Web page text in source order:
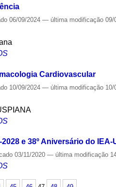
06/09/2024— última modificação 09/
Cardiovascular
10/09/2024— última modificação 10/
e 38º Aniversário do IEA-
03/11/2020— última modificação